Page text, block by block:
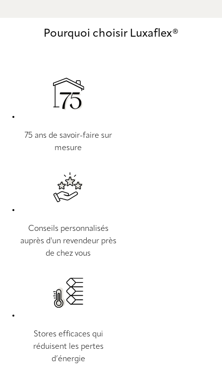
Pourquoi choisir Luxaflex®
75 ans de savoir-faire sur
mesure
Conseils personnalisés
auprès d'un revendeur près
de chez vous
Stores efficaces qui
réduisent les pertes
d’énergie